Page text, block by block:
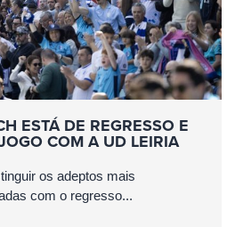
ESTÁ DE REGRESSO E
COM A UD LEIRIA
os adeptos mais
com o regresso...